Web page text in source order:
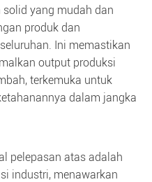
yang mudah dan
produk dan
Ini memastikan
output produksi
terkemuka untuk
dalam jangka
pelepasan atas adalah
industri, menawarkan